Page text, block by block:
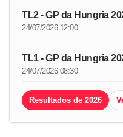
TL2 - GP da Hungria
24/07/2026 12:00
TL1 - GP da Hungria
24/07/2026 08:30
Resultados de 2026